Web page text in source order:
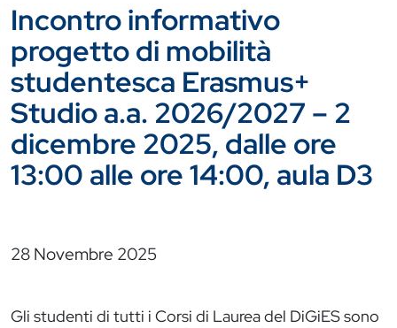
Incontro informativo
progetto di mobilità
studentesca Erasmus+
Studio a.a. 2026/2027 – 2
dicembre 2025, dalle ore
13:00 alle ore 14:00, aula D3
28 Novembre 2025
Gli studenti di tutti i Corsi di Laurea del DiGiES sono